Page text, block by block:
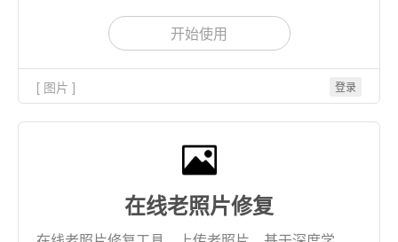
开始使用
[ 图片 ] 登录
在线老照片修复